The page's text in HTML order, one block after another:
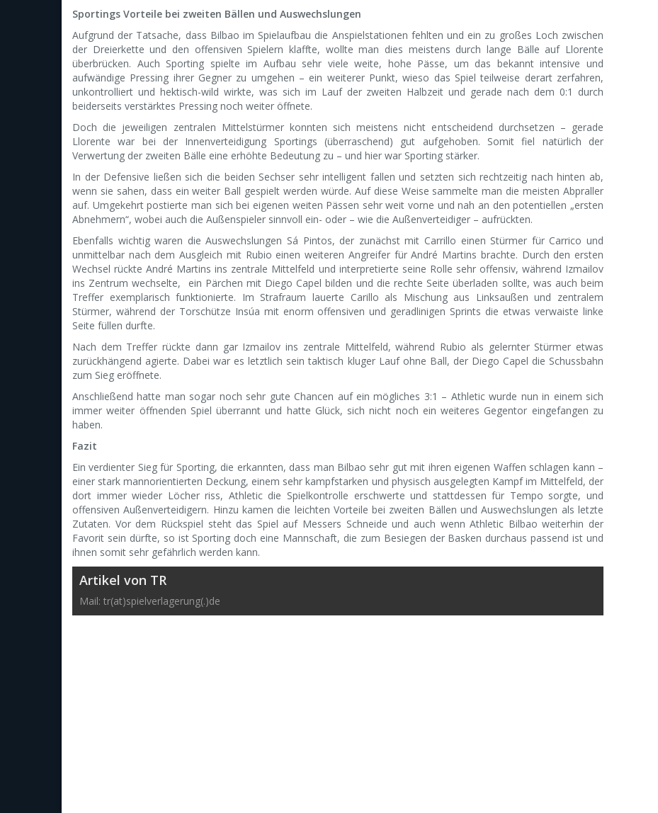
Sportings Vorteile bei zweiten Bällen und Auswechslungen
Aufgrund der Tatsache, dass Bilbao im Spielaufbau die Anspielstationen fehlten und ein zu großes Loch zwischen
der Dreierkette und den offensiven Spielern klaffte, wollte man dies meistens durch lange Bälle auf Llorente
überbrücken. Auch Sporting spielte im Aufbau sehr viele weite, hohe Pässe, um das bekannt intensive und
aufwändige Pressing ihrer Gegner zu umgehen – ein weiterer Punkt, wieso das Spiel teilweise derart zerfahren,
unkontrolliert und hektisch-wild wirkte, was sich im Lauf der zweiten Halbzeit und gerade nach dem 0:1 durch
beiderseits verstärktes Pressing noch weiter öffnete.
Doch die jeweiligen zentralen Mittelstürmer konnten sich meistens nicht entscheidend durchsetzen – gerade
Llorente war bei der Innenverteidigung Sportings (überraschend) gut aufgehoben. Somit fiel natürlich der
Verwertung der zweiten Bälle eine erhöhte Bedeutung zu – und hier war Sporting stärker.
In der Defensive ließen sich die beiden Sechser sehr intelligent fallen und setzten sich rechtzeitig nach hinten ab,
wenn sie sahen, dass ein weiter Ball gespielt werden würde. Auf diese Weise sammelte man die meisten Abpraller
auf. Umgekehrt postierte man sich bei eigenen weiten Pässen sehr weit vorne und nah an den potentiellen „ersten
Abnehmern“, wobei auch die Außenspieler sinnvoll ein- oder – wie die Außenverteidiger – aufrückten.
Ebenfalls wichtig waren die Auswechslungen Sá Pintos, der zunächst mit Carrillo einen Stürmer für Carrico und
unmittelbar nach dem Ausgleich mit Rubio einen weiteren Angreifer für André Martins brachte. Durch den ersten
Wechsel rückte André Martins ins zentrale Mittelfeld und interpretierte seine Rolle sehr offensiv, während Izmailov
ins Zentrum wechselte, ein Pärchen mit Diego Capel bilden und die rechte Seite überladen sollte, was auch beim
Treffer exemplarisch funktionierte. Im Strafraum lauerte Carillo als Mischung aus Linksaußen und zentralem
Stürmer, während der Torschütze Insúa mit enorm offensiven und geradlinigen Sprints die etwas verwaiste linke
Seite füllen durfte.
Nach dem Treffer rückte dann gar Izmailov ins zentrale Mittelfeld, während Rubio als gelernter Stürmer etwas
zurückhängend agierte. Dabei war es letztlich sein taktisch kluger Lauf ohne Ball, der Diego Capel die Schussbahn
zum Sieg eröffnete.
Anschließend hatte man sogar noch sehr gute Chancen auf ein mögliches 3:1 – Athletic wurde nun in einem sich
immer weiter öffnenden Spiel überrannt und hatte Glück, sich nicht noch ein weiteres Gegentor eingefangen zu
haben.
Fazit
Ein verdienter Sieg für Sporting, die erkannten, dass man Bilbao sehr gut mit ihren eigenen Waffen schlagen kann –
einer stark mannorientierten Deckung, einem sehr kampfstarken und physisch ausgelegten Kampf im Mittelfeld, der
dort immer wieder Löcher riss, Athletic die Spielkontrolle erschwerte und stattdessen für Tempo sorgte, und
offensiven Außenverteidigern. Hinzu kamen die leichten Vorteile bei zweiten Bällen und Auswechslungen als letzte
Zutaten. Vor dem Rückspiel steht das Spiel auf Messers Schneide und auch wenn Athletic Bilbao weiterhin der
Favorit sein dürfte, so ist Sporting doch eine Mannschaft, die zum Besiegen der Basken durchaus passend ist und
ihnen somit sehr gefährlich werden kann.
Artikel von TR
Mail: tr(at)spielverlagerung(.)de